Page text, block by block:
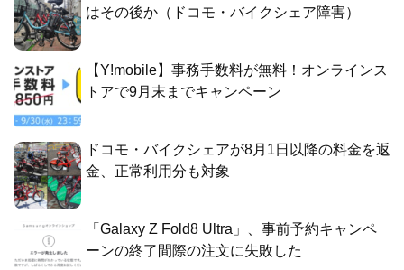
はその後か（ドコモ・バイクシェア障害）
【Y!mobile】事務手数料が無料！オンラインス
トアで9月末までキャンペーン
ドコモ・バイクシェアが8月1日以降の料金を返
金、正常利用分も対象
「Galaxy Z Fold8 Ultra」、事前予約キャンペ
ーンの終了間際の注文に失敗した